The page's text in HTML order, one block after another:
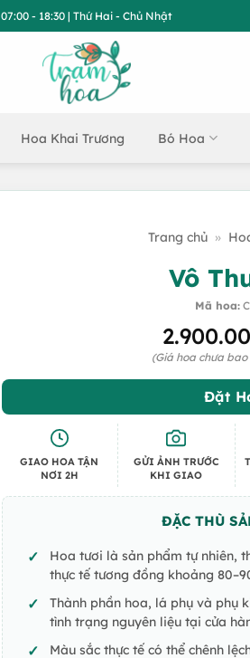
07:00 - 18:30 | Thứ Hai - Chủ Nhật
Hoa Khai Trương Bó Hoa
Trang chủ »
Vô
Mã hoa:
(Giá hoa chưa bao
Đặt
GIAO HOA TẬN
NƠI 2H
GỬI ẢNH TRƯỚC
KHI GIAO
ĐẶC THÙ
Hoa tươi là sản phẩm tự nhiên,
thực tế tương đồng khoảng
Thành phần hoa, lá phụ và phụ
tình trạng nguyên liệu tại cửa
Màu sắc thực tế có thể chênh